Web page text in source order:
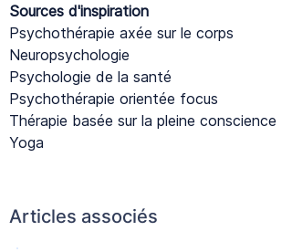
Sources d'inspiration
Psychothérapie axée sur le corps
Neuropsychologie
Psychologie de la santé
Psychothérapie orientée focus
Thérapie basée sur la pleine conscience
Yoga
Articles associés